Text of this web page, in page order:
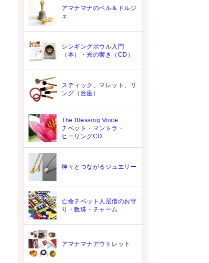
アマナマナのベル＆ドルジ
ェ
シンギングボウル入門
（本）・光の響き（CD）
スティック、マレット、リ
ング（台座）
The Blessing Voice
チベット・マントラ・
ヒーリングCD
神々とつながるジュエリー
亡命チベット人尼僧のお守
り・数珠・チャーム
アマナマナアウトレット